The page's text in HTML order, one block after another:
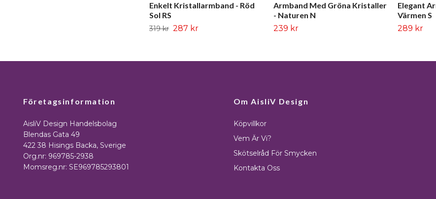
Enkelt Kristallarmband - Röd
Sol RS
319 kr 287 kr
Armband Med Gröna Kristaller
- Naturen N
239 kr
Elegant
Värmen S
289 kr
Företagsinformation
AisliV Design Handelsbolag
Blendas Gata 49
422 38 Hisings Backa, Sverige
Org.nr: 969785-2938
Momsreg.nr: SE969785293801
Om AisliV Design
Köpvillkor
Vem Är Vi?
Skötselråd För Smycken
Kontakta Oss